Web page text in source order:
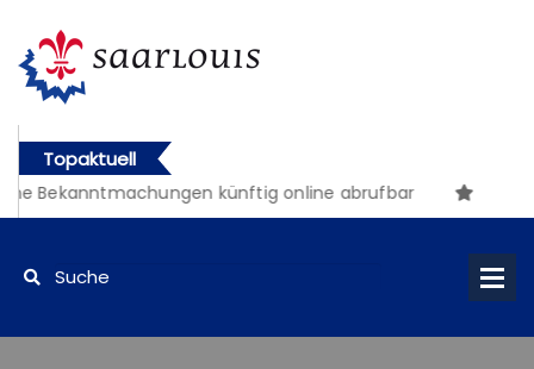
Topaktuell
Bekanntmachungen künftig online abrufbar